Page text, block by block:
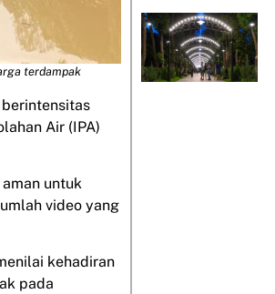
terdampak
Air (IPA)
untuk
video yang
kehadiran
pada